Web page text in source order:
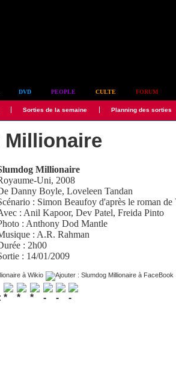
DVD PEOPLE CULTE FORUM
Sorties de la semaine Planning des sorties
Millionaire
Millionaire
Uni, 2008
Danny Boyle,Loveleen Tandan
: Simon Beaufoy d'après le roman
: Anil Kapoor,Dev Patel,Freida Pinto
: Anthony Dod Mantle
: A.R. Rahman
: 2h00
: 14/01/2009